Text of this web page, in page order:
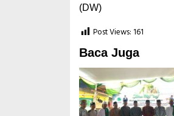
(DW)
Post Views: 161
Baca Juga